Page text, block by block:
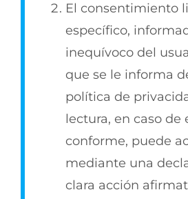
El consentimiento
específico,
inequívoco del
que se le informa
política de
lectura, en caso de
conforme, puede
mediante una
clara acción